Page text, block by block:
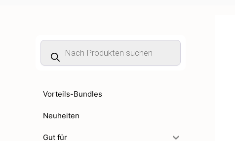
Products
search
Vorteils-Bundles
Neuheiten
Gut für